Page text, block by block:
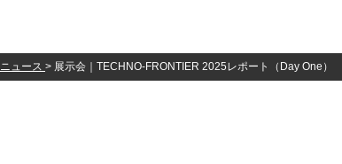
ニュース > 展示会｜TECHNO-FRONTIER 2025レポート（Day One）